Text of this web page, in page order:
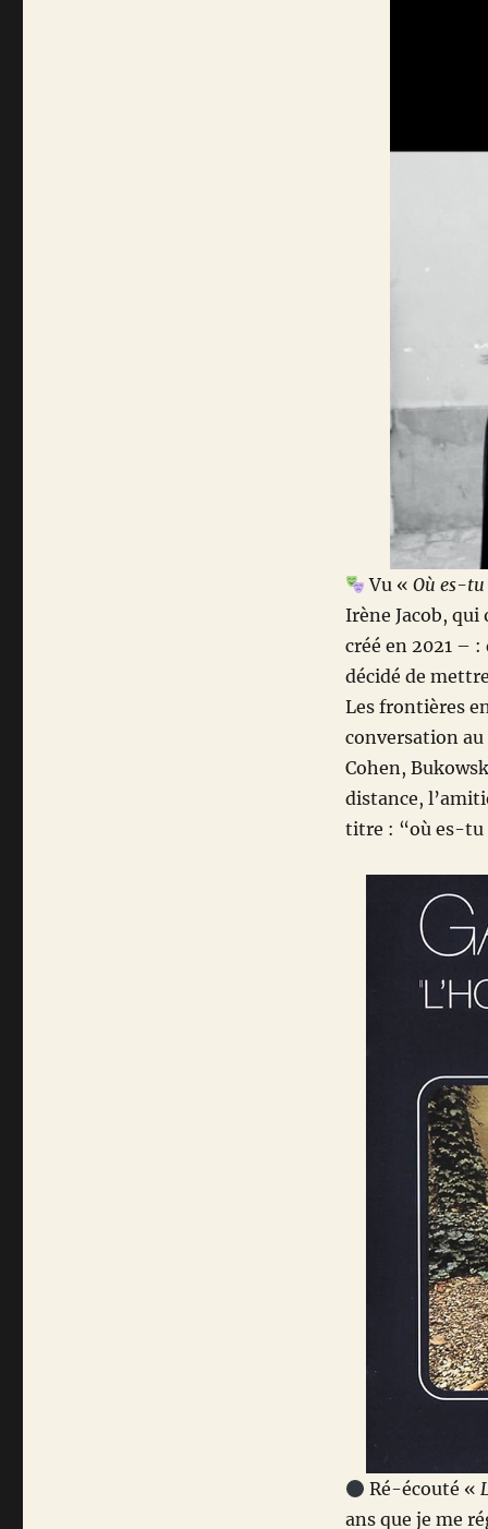
Vu «Où es-tu
Irène Jacob, qui
créé en 2021 –
décidé de
Les frontières
conversation
Cohen,
distance,
titre : “où es-tu
Ré-écouté «
ans que je me